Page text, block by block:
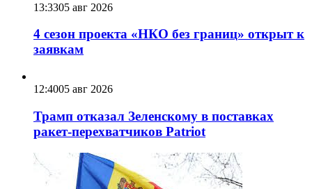
13:3305 авг 2026
4 сезон проекта «НКО без границ» открыт к
заявкам
12:4005 авг 2026
Трамп отказал Зеленскому в поставках
ракет-перехватчиков Patriot